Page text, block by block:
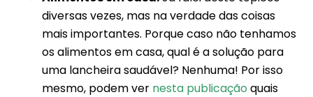
diversas vezes, mas na verdade das coisas
mais importantes. Porque caso não tenhamos
os alimentos em casa, qual é a solução para
uma lancheira saudável? Nenhuma! Por isso
mesmo, podem ver nesta publicação quais